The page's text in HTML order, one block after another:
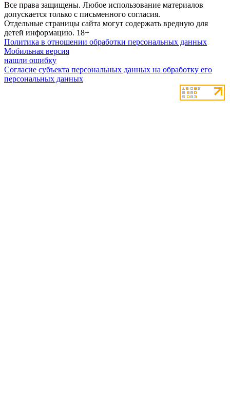
Все права защищены. Любое использование материалов
допускается только с письменного согласия.
Отдельные страницы сайта могут содержать вредную для
детей информацию. 18+
Политика в отношении обработки персональных данных
Мобильная версия
нашли ошибку
Согласие субъекта персональных данных на обработку его
персональных данных